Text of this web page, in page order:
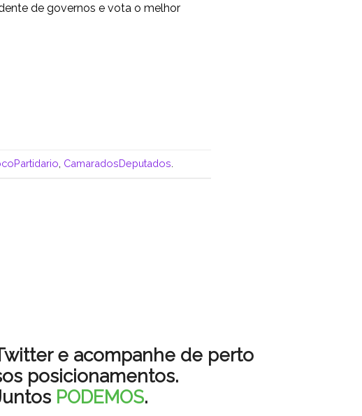
de governos e vota o melhor
CamaradosDeputados
e acompanhe de perto
posicionamentos.
PODEMOS.